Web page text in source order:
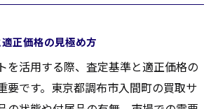
正価格の見極め方
を活用する際、査定基準と適正価格の
要です。東京都調布市入間町の買取サ